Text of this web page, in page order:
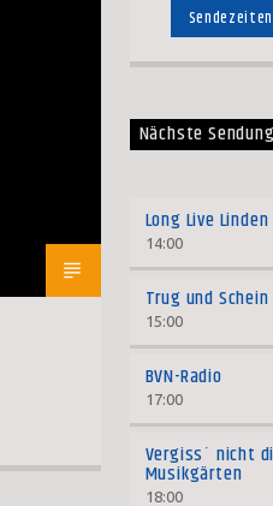
Nächste
Long Live Linden
14:00
Trug und Schein
15:00
BVN-Radio
17:00
Vergiss´ nicht
Musikgärten
18:00